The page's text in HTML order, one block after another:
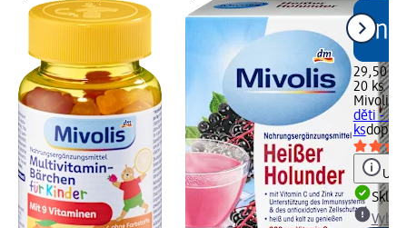
29,50 Kč
20 ks
Mivolis
děti -
ks